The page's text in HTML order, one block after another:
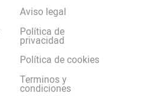
Aviso legal
Política de
privacidad
Política de cookies
Terminos y
condiciones